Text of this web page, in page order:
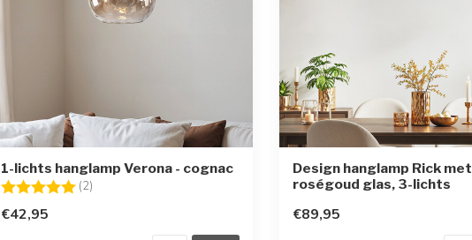
1-lichts hanglamp Verona - cognac
Beoordeling: (2)
€42,95
Design hanglamp Rick met
roségoud glas, 3-lichts
€89,95